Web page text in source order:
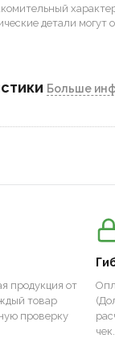
детали могут
Больше
продукция от
товар
проверку
чек.